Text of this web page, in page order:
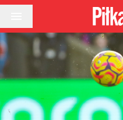
Przejdź do treści